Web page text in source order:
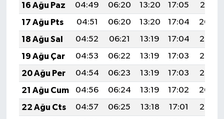
16 Ağu Paz
04:49 06:20 13:20 17:05
20:10
17 Ağu Pts
04:51 06:20 13:20 17:04
20:09
18 Ağu Sal
04:52 06:21 13:19 17:04
20:08
19 Ağu Çar
04:53 06:22 13:19 17:03
20:06
20 Ağu Per
04:54 06:23 13:19 17:03
20:05
21 Ağu Cum
04:56 06:24 13:19 17:02
20:04
22 Ağu Cts
04:57 06:25 13:18 17:01
20:02